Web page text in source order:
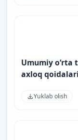
Umumiy o‘rta
axloq qoidalari
Yuklab olish